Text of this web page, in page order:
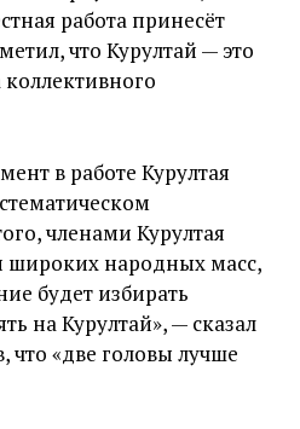
работа принесёт
что Курултай — это
в работе Курултая
членами Курултая
широких народных масс,
будет избирать
на Курултай», — сказал
что «две головы лучше